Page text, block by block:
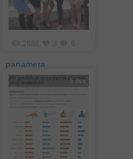
2686 3 6
panamera
5 éve